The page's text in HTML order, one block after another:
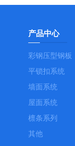
产品中心
彩钢压型钢板
平锁扣系统
墙面系统
屋面系统
檩条系列
其他